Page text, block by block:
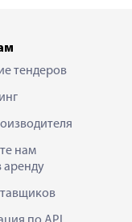
тендеров
нам
аренду